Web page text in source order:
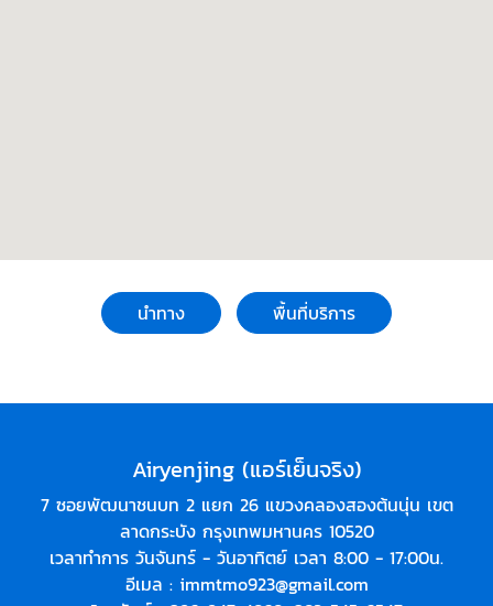
นำทาง พื้นที่บริการ
Airyenjing (แอร์เย็นจริง)
7 ซอยพัฒนาชนบท 2 แยก 26 แขวงคลองสองต้นนุ่น เขต
ลาดกระบัง กรุงเทพมหานคร 10520
เวลาทำการ วันจันทร์ - วันอาทิตย์ เวลา 8:00 - 17:00น.
อีเมล : immtmo923@gmail.com